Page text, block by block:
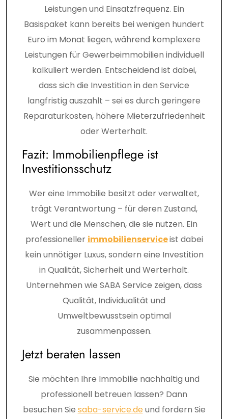
Leistungen und Einsatzfrequenz. Ein
Basispaket kann bereits bei wenigen hundert
Euro im Monat liegen, während komplexere
Leistungen für Gewerbeimmobilien individuell
kalkuliert werden. Entscheidend ist dabei,
dass sich die Investition in den Service
langfristig auszahlt – sei es durch geringere
Reparaturkosten, höhere Mieterzufriedenheit
oder Werterhalt.
Fazit: Immobilienpflege ist
Investitionsschutz
Wer eine Immobilie besitzt oder verwaltet,
trägt Verantwortung – für deren Zustand,
Wert und die Menschen, die sie nutzen. Ein
professioneller immobilienserviceist dabei
kein unnötiger Luxus, sondern eine Investition
in Qualität, Sicherheit und Werterhalt.
Unternehmen wie SABA Service zeigen, dass
Qualität, Individualität und
Umweltbewusstsein optimal
zusammenpassen.
Jetzt beraten lassen
Sie möchten Ihre Immobilie nachhaltig und
professionell betreuen lassen? Dann
besuchen Sie saba-service.deund fordern Sie